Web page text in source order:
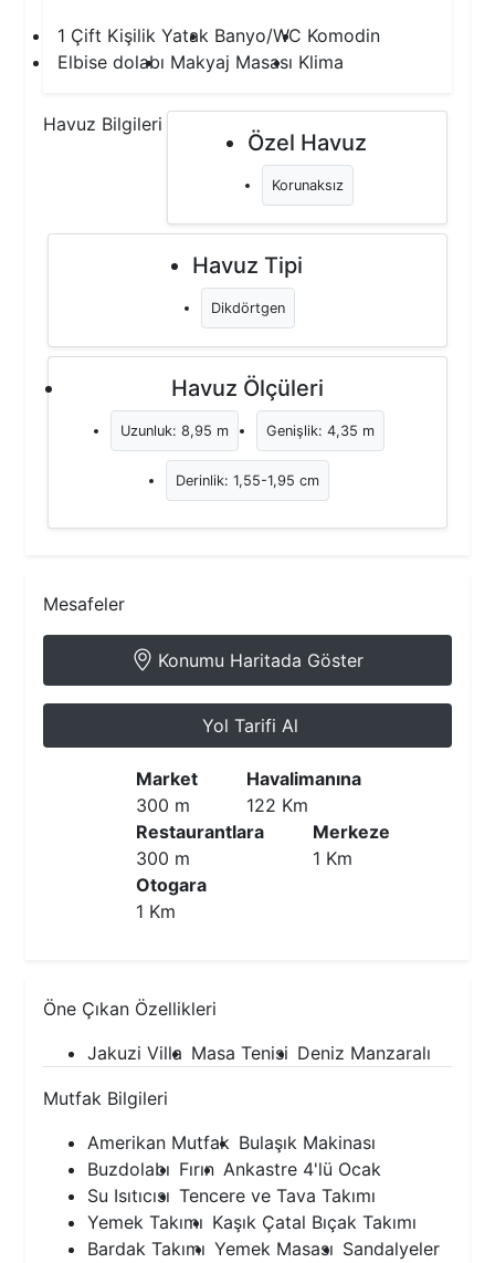
1 Çift Kişilik Yatak Banyo/WC Komodin
Elbise dolabı Makyaj Masası Klima
Havuz Bilgileri
Özel Havuz
Korunaksız
Havuz Tipi
Dikdörtgen
Havuz Ölçüleri
Uzunluk: 8,95 m Genişlik: 4,35 m
Derinlik: 1,55-1,95 cm
Mesafeler
Konumu Haritada Göster
Yol Tarifi Al
Market
300 m
Havalimanına
122 Km
Restaurantlara
300 m
Merkeze
1 Km
Otogara
1 Km
Öne Çıkan Özellikleri
Jakuzi Villa Masa Tenisi Deniz Manzaralı
Mutfak Bilgileri
Amerikan Mutfak Bulaşık Makinası
Buzdolabı Fırın Ankastre 4'lü Ocak
Su Isıtıcısı Tencere ve Tava Takımı
Yemek Takımı Kaşık Çatal Bıçak Takımı
Bardak Takımı Yemek Masası Sandalyeler